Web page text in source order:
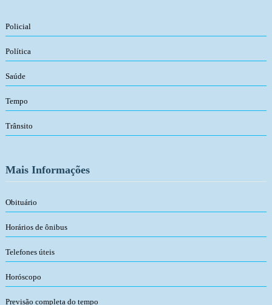
Policial
Política
Saúde
Tempo
Trânsito
Mais Informações
Obituário
Horários de ônibus
Telefones úteis
Horóscopo
Previsão completa do tempo